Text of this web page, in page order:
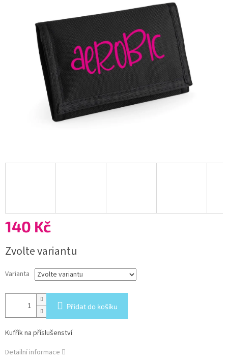
hvězdiček.
140 Kč
cena:
Zvolte variantu
Varianta
Přidat do košíku
Kufřík na příslušenství
Detailní informace